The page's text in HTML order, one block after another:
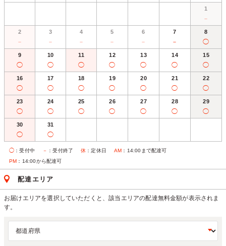
1
－
2
－
3
－
4
－
5
－
6
－
7
－
8
◯
9
◯
10
◯
11
◯
12
◯
13
◯
14
◯
15
◯
16
◯
17
◯
18
◯
19
◯
20
◯
21
◯
22
◯
23
◯
24
◯
25
◯
26
◯
27
◯
28
◯
29
◯
30
◯
31
◯
◯ ：受付中 － ：受付終了 休 ：定休日 AM ：14:00まで配達可
PM ：14:00から配達可
配達エリア
お届けエリアを選択していただくと、該当エリアの配達無料金額が表示されま
す。